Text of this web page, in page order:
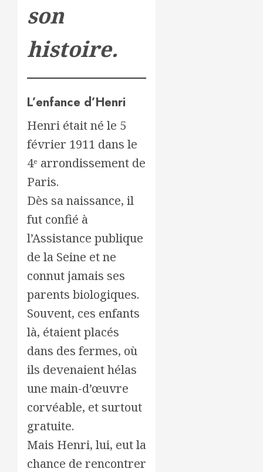
son
histoire.
L’enfance d’Henri
Henri était né le 5
février 1911 dans le
4ᵉ arrondissement de
Paris.
Dès sa naissance, il
fut confié à
l’Assistance publique
de la Seine et ne
connut jamais ses
parents biologiques.
Souvent, ces enfants
là, étaient placés
dans des fermes, où
ils devenaient hélas
une main-d’œuvre
corvéable, et surtout
gratuite.
Mais Henri, lui, eut la
chance de rencontrer